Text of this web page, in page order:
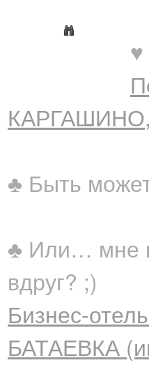
♥
КАРГАШИНО,
♣ Быть
♣ Или… мне
вдруг? ;)
Бизнес-
БАТАЕВКА